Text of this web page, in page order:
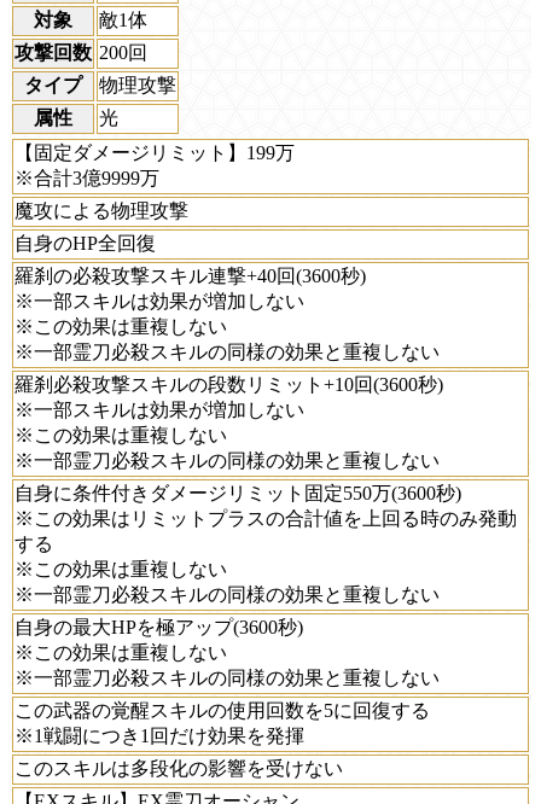
対象
敵1体
攻撃回数 200回
タイプ
物理攻撃
属性
光
【固定ダメージリミット】199万
※合計3億9999万
魔攻による物理攻撃
自身のHP全回復
羅刹の必殺攻撃スキル連撃+40回(3600秒)
※一部スキルは効果が増加しない
※この効果は重複しない
※一部霊刀必殺スキルの同様の効果と重複しない
羅刹必殺攻撃スキルの段数リミット+10回(3600秒)
※一部スキルは効果が増加しない
※この効果は重複しない
※一部霊刀必殺スキルの同様の効果と重複しない
自身に条件付きダメージリミット固定550万(3600秒)
※この効果はリミットプラスの合計値を上回る時のみ発動
する
※この効果は重複しない
※一部霊刀必殺スキルの同様の効果と重複しない
自身の最大HPを極アップ(3600秒)
※この効果は重複しない
※一部霊刀必殺スキルの同様の効果と重複しない
この武器の覚醒スキルの使用回数を5に回復する
※1戦闘につき1回だけ効果を発揮
このスキルは多段化の影響を受けない